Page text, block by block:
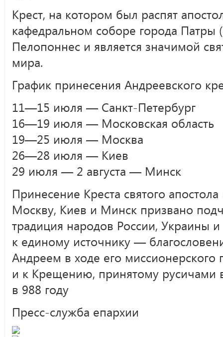
Крест, на котором был распят
кафедральном соборе города Патры
Пелопоннес и является значимой
мира.
График принесения Андреевского
11—15 июля — Санкт-Петербург
16—19 июля — Московская область
19—25 июля — Москва
26—28 июля — Киев
29 июля — 2 августа — Минск
Принесение Креста святого
Москву, Киев и Минск призвано
традиция народов России, Украины
к единому источнику —
Андреем в ходе его
и к Крещению, принятому русичами
в 988 году
Пресс-служба епархии